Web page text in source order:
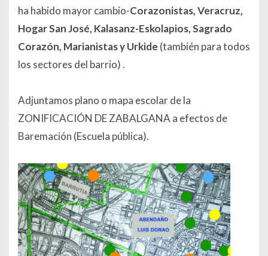
ha habido mayor cambio-Corazonistas, Veracruz,
Hogar San José, Kalasanz-Eskolapios, Sagrado
Corazón, Marianistas y Urkide (también para todos
los sectores del barrio) .
Adjuntamos plano o mapa escolar de la
ZONIFICACIÓN DE ZABALGANA a efectos de
Baremación (Escuela pública).